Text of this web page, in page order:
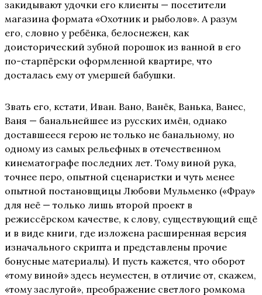
закидывают удочки его клиенты — посетители
магазина формата «Охотник и рыболов». А разум
его, словно у ребёнка, белоснежен, как
доисторический зубной порошок из ванной в его
по-старпёрски оформленной квартире, что
досталась ему от умершей бабушки.
Звать его, кстати, Иван. Вано, Ванёк, Ванька, Ванес,
Ваня — банальнейшее из русских имён, однако
доставшееся герою не только не банальному, но
одному из самых рельефных в отечественном
кинематографе последних лет. Тому виной рука,
точнее перо, опытной сценаристки и чуть менее
опытной постановщицы Любови Мульменко («Фрау»
для неё — только лишь второй проект в
режиссёрском качестве, к слову, существующий ещё
и в виде книги, где изложена расширенная версия
изначального скрипта и представлены прочие
бонусные материалы). И пусть кажется, что оборот
«тому виной» здесь неуместен, в отличие от, скажем,
«тому заслугой», преображение светлого ромкома